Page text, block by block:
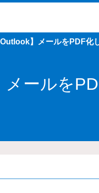
Outlook】メールをPDF化
メールを